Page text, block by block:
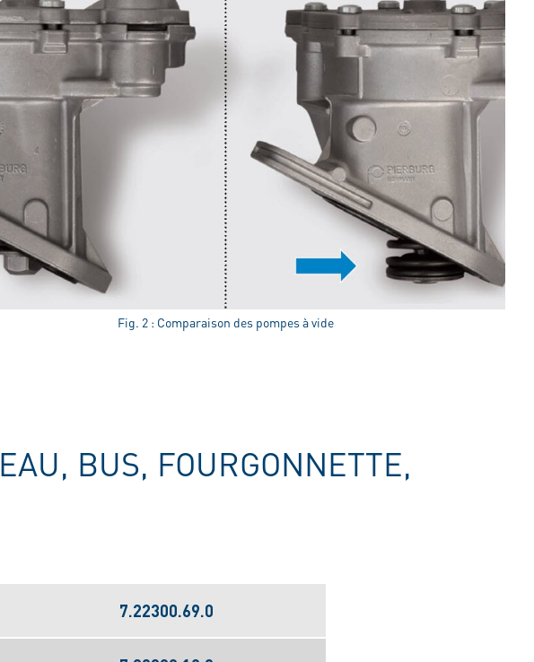
Fig. 2 : Comparaison des pompes à vide
BUS, FOURGONNETTE,
7.22300.69.0